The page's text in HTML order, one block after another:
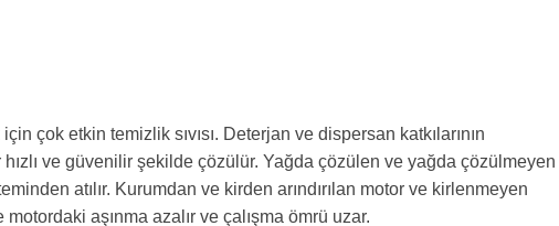
çok etkin temizlik sıvısı. Deterjan ve dispersan katkılarının
ve güvenilir şekilde çözülür. Yağda çözülen ve yağda çözülmeyen
atılır. Kurumdan ve kirden arındırılan motor ve kirlenmeyen
aşınma azalır ve çalışma ömrü uzar.